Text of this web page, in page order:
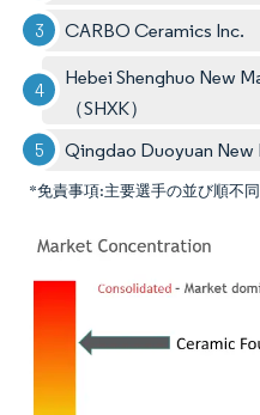
CARBO Ceramics Inc.
Hebei Shenghuo New
（SHXK）
Qingdao Duoyuan New
*免責事項:主要選手の並び順不同